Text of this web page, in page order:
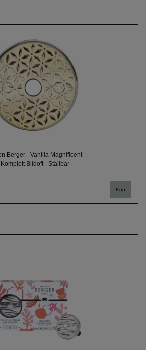
Berger - Vanilla Magnificent
Bildoft - Ställbar